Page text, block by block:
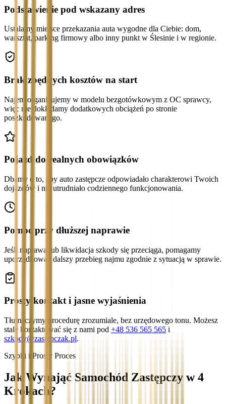
Podstawienie pod wskazany adres
Ustalamy miejsce przekazania auta wygodne dla Ciebie: dom,
warsztat, parking firmowy albo inny punkt w Ślesinie i w regionie.
Brak zbędnych kosztów na start
Najem organizujemy w modelu bezgotówkowym z OC sprawcy,
więc nie dokładamy dodatkowych obciążeń po stronie
poszkodowanego.
Pojazd do realnych obowiązków
Dbamy o to, aby auto zastępcze odpowiadało charakterowi Twoich
dojazdów i nie utrudniało codziennego funkcjonowania.
Pomoc przy dłuższej naprawie
Jeśli naprawa lub likwidacja szkody się przeciąga, pomagamy
uporządkować dalszy przebieg najmu zgodnie z sytuacją w sprawie.
Prosty kontakt i jasne wyjaśnienia
Tłumaczymy procedurę zrozumiale, bez urzędowego tonu. Możesz
stale kontaktować się z nami pod +48 536 565 565 i
szkody@zastepczak.pl.
Szybki i Prosty Proces
Jak Wynająć Samochód Zastępczy w 4
Krokach?